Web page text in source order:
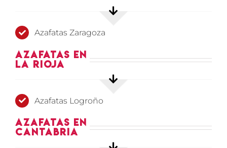
Azafatas Zaragoza
Azafatas en
La Rioja
Azafatas Logroño
Azafatas en
Cantabria